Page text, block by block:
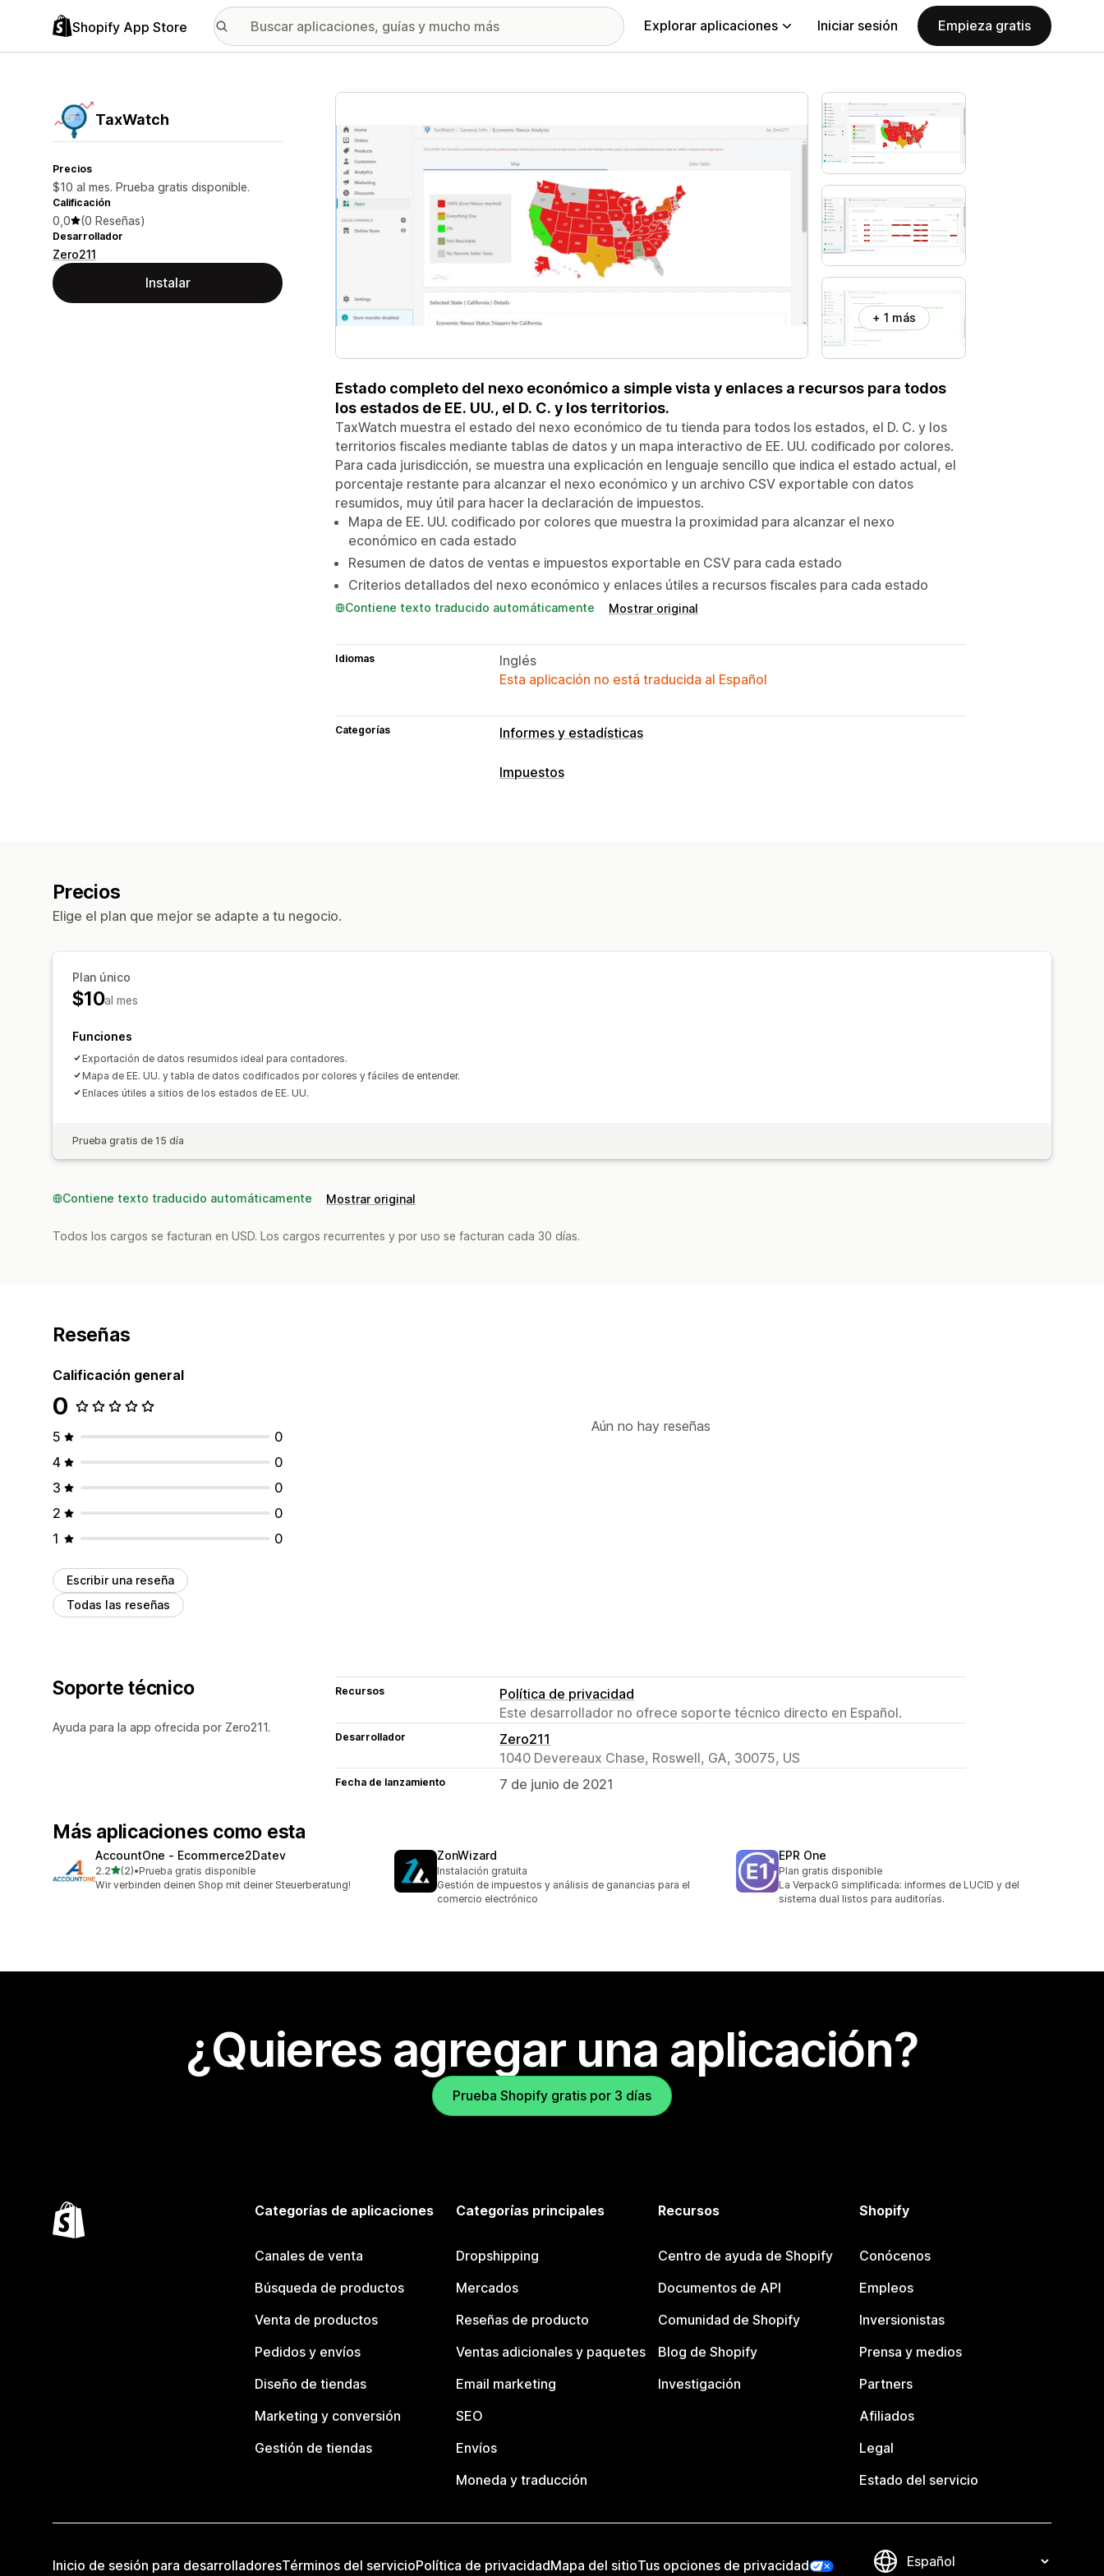
Shopify App Store Explorar aplicaciones Iniciar sesión Empieza gratis
TaxWatch
Precios
$10 al mes. Prueba gratis disponible.
Calificación
0,0 (0 Reseñas)
Desarrollador
Zero211
Instalar
Galería de imágenes destacadas
+ 1 más
Estado completo del nexo económico a simple vista y enlaces a recursos para todos
los estados de EE. UU., el D. C. y los territorios.
TaxWatch muestra el estado del nexo económico de tu tienda para todos los estados, el D. C. y los
territorios fiscales mediante tablas de datos y un mapa interactivo de EE. UU. codificado por colores.
Para cada jurisdicción, se muestra una explicación en lenguaje sencillo que indica el estado actual, el
porcentaje restante para alcanzar el nexo económico y un archivo CSV exportable con datos
resumidos, muy útil para hacer la declaración de impuestos.
Mapa de EE. UU. codificado por colores que muestra la proximidad para alcanzar el nexo
económico en cada estado
Resumen de datos de ventas e impuestos exportable en CSV para cada estado
Criterios detallados del nexo económico y enlaces útiles a recursos fiscales para cada estado
Contiene texto traducido automáticamente Mostrar original
Idiomas
Inglés
Esta aplicación no está traducida al Español
Categorías Informes y estadísticas
Impuestos
Precios
Elige el plan que mejor se adapte a tu negocio.
Plan único
$10al mes
Funciones
Exportación de datos resumidos ideal para contadores.
Mapa de EE. UU. y tabla de datos codificados por colores y fáciles de entender.
Enlaces útiles a sitios de los estados de EE. UU.
Prueba gratis de 15 día
Contiene texto traducido automáticamente Mostrar original
Todos los cargos se facturan en USD. Los cargos recurrentes y por uso se facturan cada 30 días.
Reseñas
Calificación general
0
5
0
4
0
3
0
2
0
1
0
Escribir una reseña
Todas las reseñas
Aún no hay reseñas
Soporte técnico
Ayuda para la app ofrecida por Zero211.
Recursos
Política de privacidad
Este desarrollador no ofrece soporte técnico directo en Español.
Desarrollador
Zero211
1040 Devereaux Chase, Roswell, GA, 30075, US
Fecha de lanzamiento 7 de junio de 2021
Más aplicaciones como esta
AccountOne ‑ Ecommerce2Datev
2.2de 5 estrellas
(2)
2 reseñas en total
•Prueba gratis disponible
Wir verbinden deinen Shop mit deiner Steuerberatung!
ZonWizard
Instalación gratuita
Gestión de impuestos y análisis de ganancias para el
comercio electrónico
EPR One
Plan gratis disponible
La VerpackG simplificada: informes de LUCID y del
sistema dual listos para auditorías.
¿Quieres agregar una aplicación?
Prueba Shopify gratis por 3 días
Categorías de aplicaciones
Canales de venta
Búsqueda de productos
Venta de productos
Pedidos y envíos
Diseño de tiendas
Marketing y conversión
Gestión de tiendas
Categorías principales
Dropshipping
Mercados
Reseñas de producto
Ventas adicionales y paquetes
Email marketing
SEO
Envíos
Moneda y traducción
Recursos
Centro de ayuda de Shopify
Documentos de API
Comunidad de Shopify
Blog de Shopify
Investigación
Shopify
Conócenos
Empleos
Inversionistas
Prensa y medios
Partners
Afiliados
Legal
Estado del servicio
Inicio de sesión para desarrolladoresTérminos del servicioPolítica de privacidadMapa del sitioTus opciones de privacidad